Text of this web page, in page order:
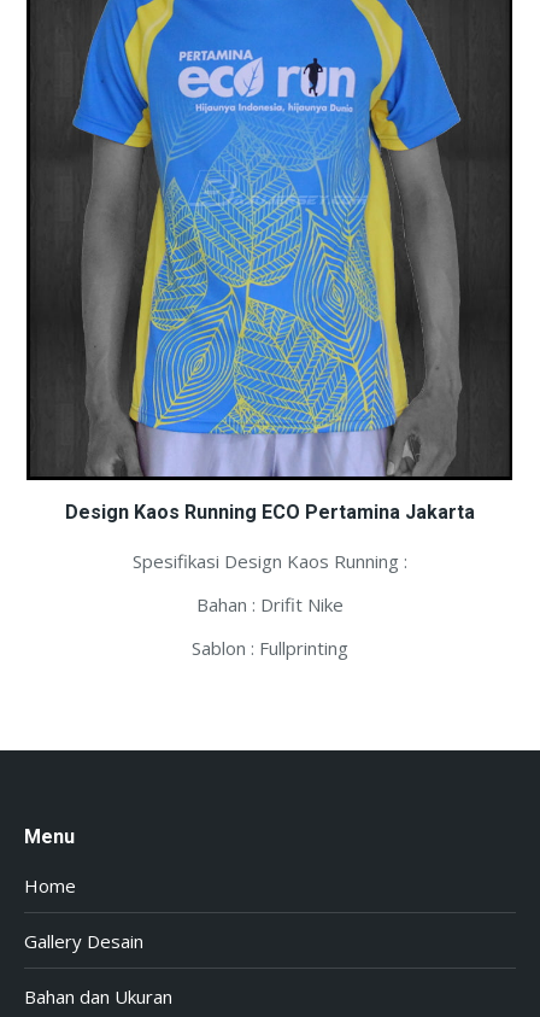
Design Kaos Running ECO Pertamina Jakarta
Spesifikasi Design Kaos Running :
Bahan : Drifit Nike
Sablon : Fullprinting
Menu
Home
Gallery Desain
Bahan dan Ukuran